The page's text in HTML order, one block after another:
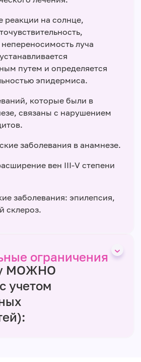
реакции на солнце,
луча
путем и определяется
эпидермиса.
которые были в
связаны с нарушением
заболевания в анамнезе.
вен ІІІ-V степени
заболевания: эпилепсия,
склероз.
ограничения
МОЖНО
учетом